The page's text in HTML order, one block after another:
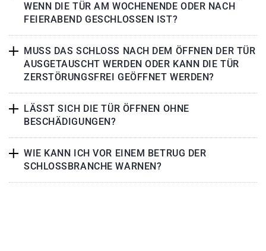
WENN DIE TÜR AM WOCHENENDE ODER NACH
FEIERABEND GESCHLOSSEN IST?
MUSS DAS SCHLOSS NACH DEM ÖFFNEN DER TÜR
AUSGETAUSCHT WERDEN ODER KANN DIE TÜR
ZERSTÖRUNGSFREI GEÖFFNET WERDEN?
LÄSST SICH DIE TÜR ÖFFNEN OHNE
BESCHÄDIGUNGEN?
WIE KANN ICH VOR EINEM BETRUG DER
SCHLOSSBRANCHE WARNEN?